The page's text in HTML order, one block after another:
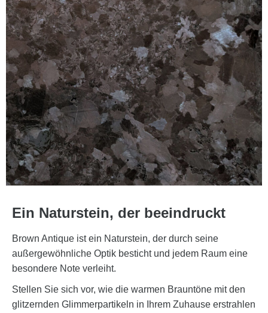
Ein Naturstein, der beeindruckt
Brown Antique ist ein Naturstein, der durch seine
außergewöhnliche Optik besticht und jedem Raum eine
besondere Note verleiht.
Stellen Sie sich vor, wie die warmen Brauntöne mit den
glitzernden Glimmerpartikeln in Ihrem Zuhause erstrahlen